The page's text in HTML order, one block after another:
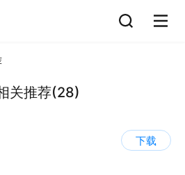
关推荐(28)
下载